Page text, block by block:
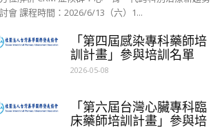
會 課程時間：2026/6/13（六）1...
「第四屆感染專科藥師培
訓計畫」參與培訓名單
2026-05-08
「第六屆台灣心臟專科臨
床藥師培訓計畫」參與培